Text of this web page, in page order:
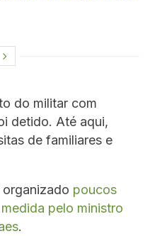
do militar com
detido. Até aqui,
de familiares e
poucos
pelo ministro
.